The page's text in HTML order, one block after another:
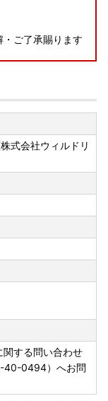
ご了承賜ります
ールのお知ら
ございます。
しては、
なる場合がござ
ます。
土・日・祝日以
利用ください。
の変更・返品は
け付けできませ
式会社ウィルドリ
する問い合わせ
40-0494）へお問